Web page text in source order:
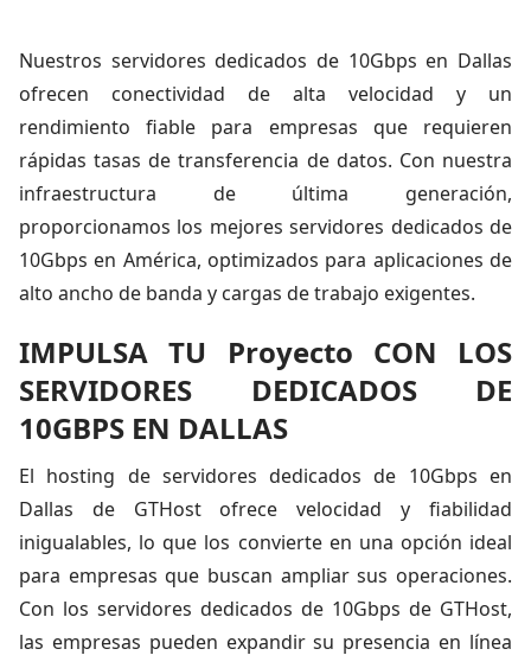
Nuestros servidores dedicados de 10Gbps en Dallas
ofrecen conectividad de alta velocidad y un
rendimiento fiable para empresas que requieren
rápidas tasas de transferencia de datos. Con nuestra
infraestructura de última generación,
proporcionamos los mejores servidores dedicados de
10Gbps en América, optimizados para aplicaciones de
alto ancho de banda y cargas de trabajo exigentes.
IMPULSA TU Proyecto CON LOS
SERVIDORES DEDICADOS DE
10GBPS EN DALLAS
El hosting de servidores dedicados de 10Gbps en
Dallas de GTHost ofrece velocidad y fiabilidad
inigualables, lo que los convierte en una opción ideal
para empresas que buscan ampliar sus operaciones.
Con los servidores dedicados de 10Gbps de GTHost,
las empresas pueden expandir su presencia en línea